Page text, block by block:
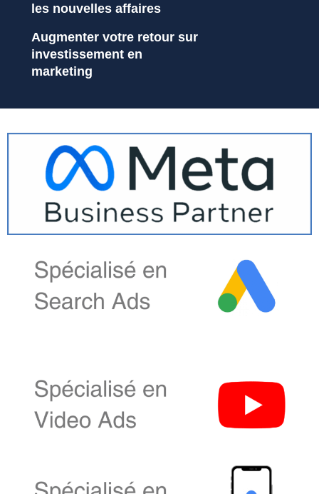
les nouvelles affaires
Augmenter votre retour sur
investissement en
marketing